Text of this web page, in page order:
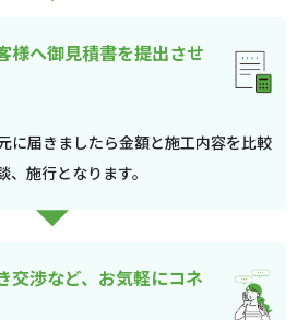
様へ御見積書を提出させ
に届きましたら金額と施工内容を比較
、施行となります。
交渉など、お気軽にコネ